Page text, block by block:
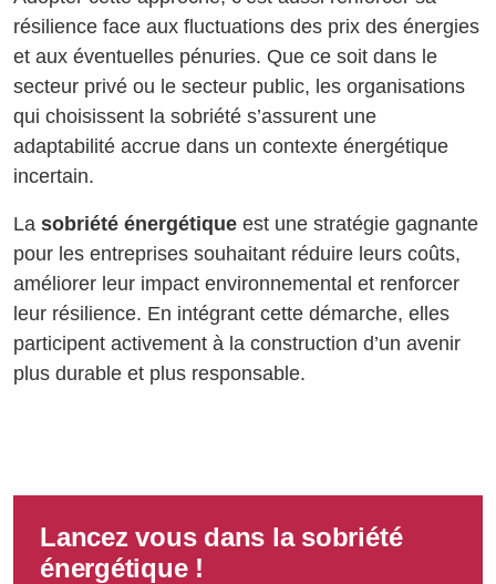
résilience face aux fluctuations des prix des énergies
et aux éventuelles pénuries. Que ce soit dans le
secteur privé ou le secteur public, les organisations
qui choisissent la sobriété s’assurent une
adaptabilité accrue dans un contexte énergétique
incertain.
La sobriété énergétique est une stratégie gagnante
pour les entreprises souhaitant réduire leurs coûts,
améliorer leur impact environnemental et renforcer
leur résilience. En intégrant cette démarche, elles
participent activement à la construction d’un avenir
plus durable et plus responsable.
Lancez vous dans la sobriété
énergétique !